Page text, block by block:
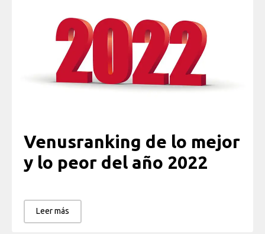
Venusranking de lo mejor
y lo peor del año 2022
Leer más